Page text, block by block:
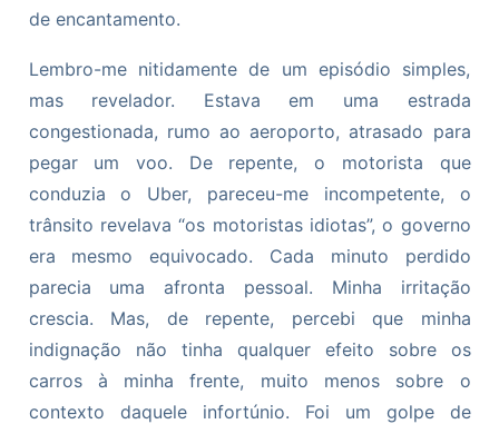
de encantamento.
Lembro-me nitidamente de um episódio simples,
mas revelador. Estava em uma estrada
congestionada, rumo ao aeroporto, atrasado para
pegar um voo. De repente, o motorista que
conduzia o Uber, pareceu-me incompetente, o
trânsito revelava “os motoristas idiotas”, o governo
era mesmo equivocado. Cada minuto perdido
parecia uma afronta pessoal. Minha irritação
crescia. Mas, de repente, percebi que minha
indignação não tinha qualquer efeito sobre os
carros à minha frente, muito menos sobre o
contexto daquele infortúnio. Foi um golpe de